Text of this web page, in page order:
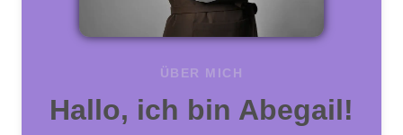
ÜBER MICH
Hallo, ich bin Abegail!